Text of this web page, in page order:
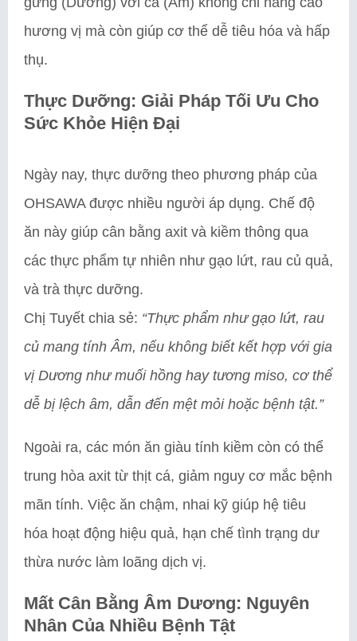
hương vị mà còn giúp cơ thể dễ tiêu hóa và hấp
thụ.
Thực Dưỡng: Giải Pháp Tối Ưu Cho
Sức Khỏe Hiện Đại
Ngày nay, thực dưỡng theo phương pháp của
OHSAWA được nhiều người áp dụng. Chế độ
ăn này giúp cân bằng axit và kiềm thông qua
các thực phẩm tự nhiên như gạo lứt, rau củ quả,
và trà thực dưỡng.
Chị Tuyết chia sẻ: “Thực phẩm như gạo lứt, rau
củ mang tính Âm, nếu không biết kết hợp với gia
vị Dương như muối hồng hay tương miso, cơ thể
dễ bị lệch âm, dẫn đến mệt mỏi hoặc bệnh tật.”
Ngoài ra, các món ăn giàu tính kiềm còn có thể
trung hòa axit từ thịt cá, giảm nguy cơ mắc bệnh
mãn tính. Việc ăn chậm, nhai kỹ giúp hệ tiêu
hóa hoạt động hiệu quả, hạn chế tình trạng dư
thừa nước làm loãng dịch vị.
Mất Cân Bằng Âm Dương: Nguyên
Nhân Của Nhiều Bệnh Tật